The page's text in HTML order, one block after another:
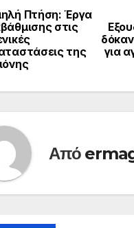
για
Πτήση: Έργα
στις
της
Από